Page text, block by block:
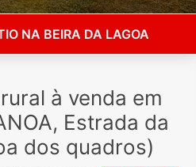
NA BEIRA DA LAGOA
à venda em
Estrada da
dos quadros)